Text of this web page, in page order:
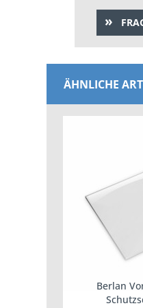
ÄHNLICHE
Berlan